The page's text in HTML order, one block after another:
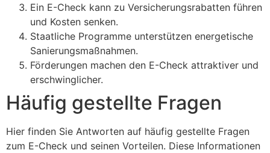
Ein E-Check kann zu Versicherungsrabatten führen
und Kosten senken.
Staatliche Programme unterstützen energetische
Sanierungsmaßnahmen.
Förderungen machen den E-Check attraktiver und
erschwinglicher.
Häufig gestellte Fragen
Hier finden Sie Antworten auf häufig gestellte Fragen
zum E-Check und seinen Vorteilen. Diese Informationen